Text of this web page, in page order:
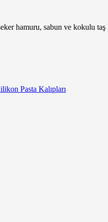
hamuru, sabun ve kokulu taş
Pasta Kalıpları